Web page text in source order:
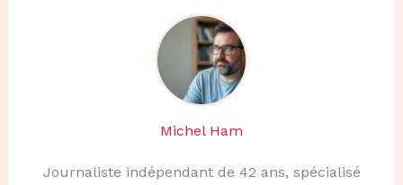
Michel Ham
Journaliste indépendant de 42 ans, spécialisé